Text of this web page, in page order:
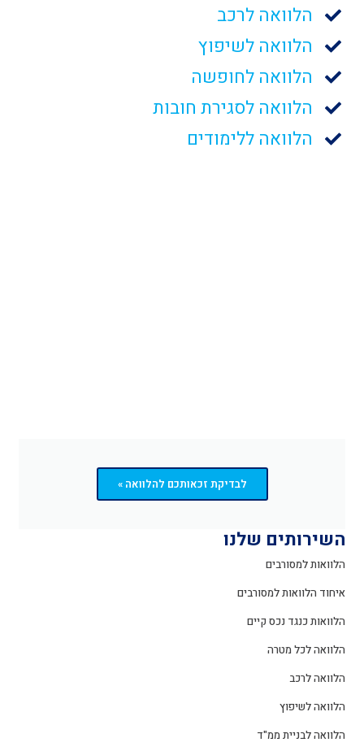
הלוואה לרכב
הלוואה לשיפוץ
הלוואה לחופשה
הלוואה לסגירת חובות
הלוואה ללימודים
לבדיקת זכאותכם להלוואה »
השירותים שלנו
הלוואות למסורבים
איחוד הלוואות למסורבים
הלוואות כנגד נכס קיים
הלוואה לכל מטרה
הלוואה לרכב
הלוואה לשיפוץ
הלוואה לבניית ממ"ד